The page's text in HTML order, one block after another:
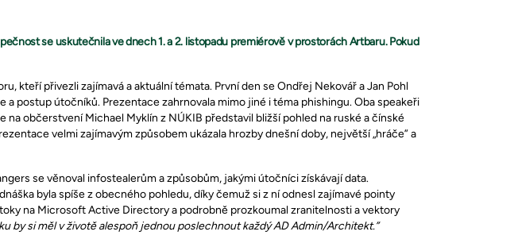
se uskutečnila ve dnech 1. a 2. listopadu premiérově v prostorách Artbaru. Pokud
kteří přivezli zajímavá a aktuální témata. První den se Ondřej Nekovář a Jan Pohl
postup útočníků. Prezentace zahrnovala mimo jiné i téma phishingu. Oba speakeři
občerstvení Michael Myklín z NÚKIB představil bližší pohled na ruské a čínské
velmi zajímavým způsobem ukázala hrozby dnešní doby, největší „hráče” a
se věnoval infostealerům a způsobům, jakými útočníci získávají data.
byla spíše z obecného pohledu, díky čemuž si z ní odnesl zajímavé pointy
na Microsoft Active Directory a podrobně prozkoumal zranitelnosti a vektory
by si měl v životě alespoň jednou poslechnout každý AD Admin/Architekt.”